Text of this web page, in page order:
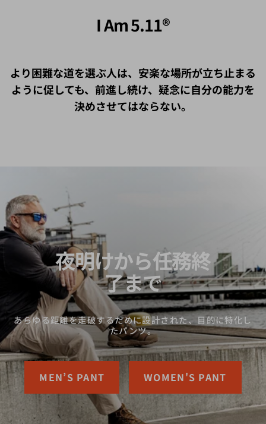
I Am 5.11®
ように促しても、前進し続け、疑念に自分の能力を
決めさせてはならない。
夜明けから任務終
了まで
あらゆる距離を走破するために設計された、目的に特化し
たパンツ。
MEN’S PANT WOMEN'S PANT